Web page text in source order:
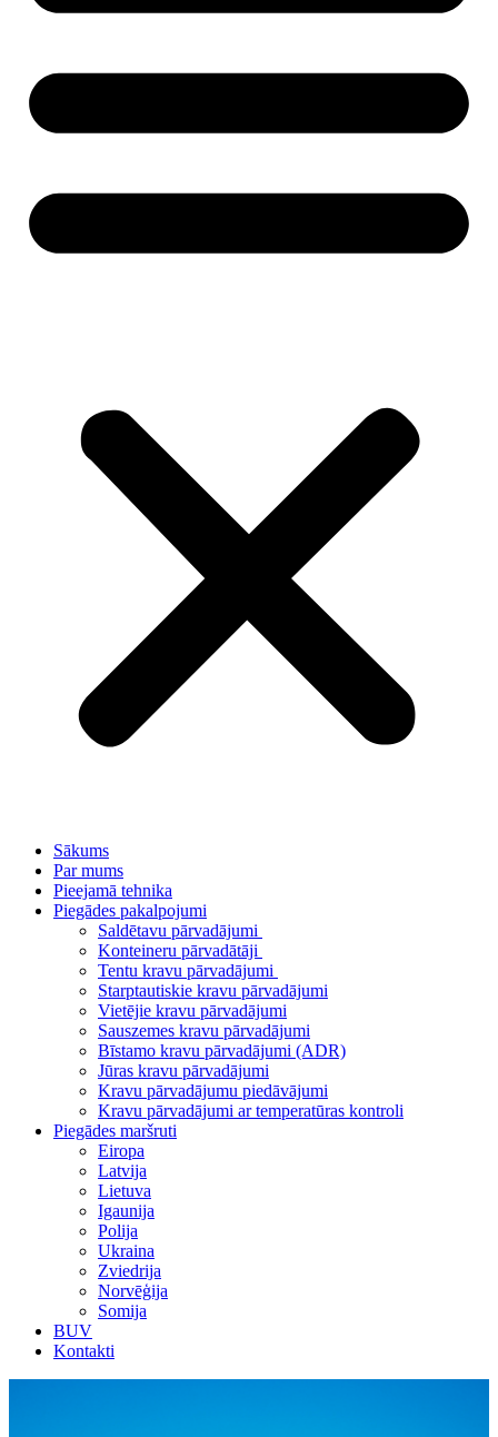
Sākums
Par mums
Pieejamā tehnika
Piegādes pakalpojumi
Saldētavu pārvadājumi
Konteineru pārvadātāji
Tentu kravu pārvadājumi
Starptautiskie kravu pārvadājumi
Vietējie kravu pārvadājumi
Sauszemes kravu pārvadājumi
Bīstamo kravu pārvadājumi (ADR)
Jūras kravu pārvadājumi
Kravu pārvadājumu piedāvājumi
Kravu pārvadājumi ar temperatūras kontroli
Piegādes maršruti
Eiropa
Latvija
Lietuva
Igaunija
Polija
Ukraina
Zviedrija
Norvēģija
Somija
BUV
Kontakti